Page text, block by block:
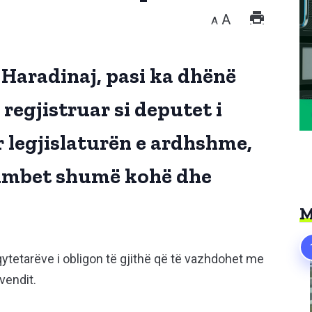
A A
pasi ka dhënë
regjistruar si deputet i
e ardhshme,
shumë kohë dhe
i obligon të gjithë që të vazhdohet me